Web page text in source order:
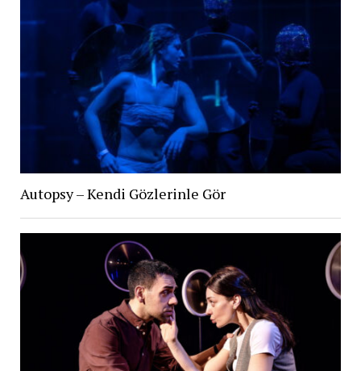
Autopsy – Kendi Gözlerinle Gör